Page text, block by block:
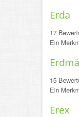
Erda
17
Ein
15
Ein
Erex